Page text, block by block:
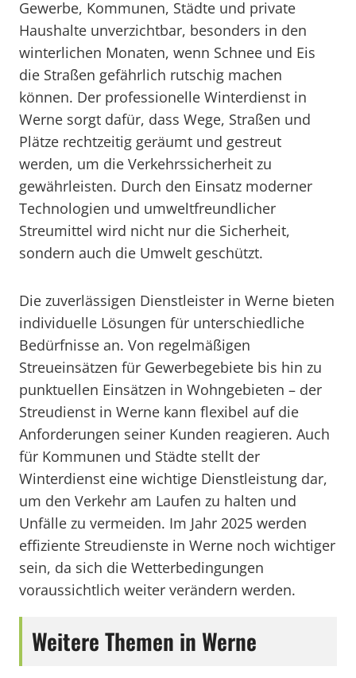
Gewerbe, Kommunen, Städte und private
Haushalte unverzichtbar, besonders in den
winterlichen Monaten, wenn Schnee und Eis
die Straßen gefährlich rutschig machen
können. Der professionelle Winterdienst in
Werne sorgt dafür, dass Wege, Straßen und
Plätze rechtzeitig geräumt und gestreut
werden, um die Verkehrssicherheit zu
gewährleisten. Durch den Einsatz moderner
Technologien und umweltfreundlicher
Streumittel wird nicht nur die Sicherheit,
sondern auch die Umwelt geschützt.
Die zuverlässigen Dienstleister in Werne bieten
individuelle Lösungen für unterschiedliche
Bedürfnisse an. Von regelmäßigen
Streueinsätzen für Gewerbegebiete bis hin zu
punktuellen Einsätzen in Wohngebieten – der
Streudienst in Werne kann flexibel auf die
Anforderungen seiner Kunden reagieren. Auch
für Kommunen und Städte stellt der
Winterdienst eine wichtige Dienstleistung dar,
um den Verkehr am Laufen zu halten und
Unfälle zu vermeiden. Im Jahr 2025 werden
effiziente Streudienste in Werne noch wichtiger
sein, da sich die Wetterbedingungen
voraussichtlich weiter verändern werden.
Weitere Themen in Werne